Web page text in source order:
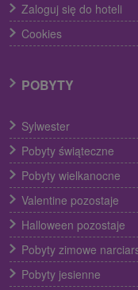
Zaloguj się do hoteli
Cookies
POBYTY
Sylwester
Pobyty świąteczne
Pobyty wielkanocne
Valentine pozostaje
Halloween pozostaje
Pobyty zimowe
Pobyty jesienne